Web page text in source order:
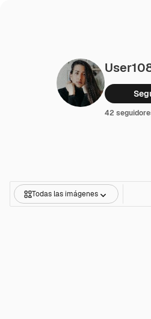
42
Todas las imágenes